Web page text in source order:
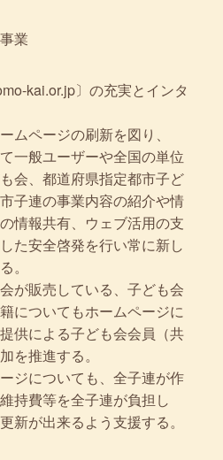
業
kai.or.jp〕の充実とインタ
ムページの刷新を図り、
一般ユーザーや全国の単位
会、都道府県指定都市子ど
子連の事業内容の紹介や情
情報共有、ウェブ活用の支
た安全啓発を行い常に新し
。
が販売している、子ども会
についてもホームページに
供による子ども会会員（共
を推進する。
ジについても、全子連が作
持費等を全子連が負担し
新が出来るよう支援する。